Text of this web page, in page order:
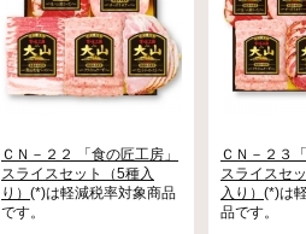
ＣＮ－２２ 「食の匠工房」
スライスセット（5種入
り） (*)は軽減税率対象商品
です。
ＣＮ－２３
スライスセ
入り） (*)は
品です。